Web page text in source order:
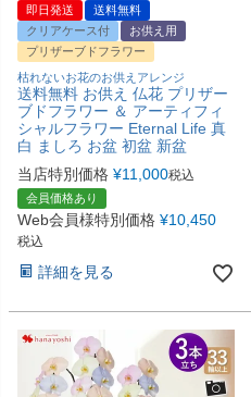
即日発送
送料無料
クリアケース付
お供え用
プリザーブドフラワー
枯れないお花のお供えアレンジ
送料無料 お供え 仏花 プリザー
ブドフラワー ＆ アーティフィ
シャルフラワー Eternal Life 真
白 ましろ お盆 初盆 新盆
当店特別価格 ¥11,000税込
会員価格あり
Web会員様特別価格 ¥10,450
税込
詳細を見る